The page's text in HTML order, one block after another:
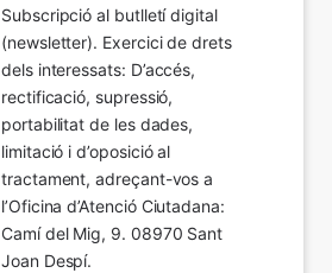
Subscripció al butlletí digital
(newsletter). Exercici de drets
dels interessats: D’accés,
rectificació, supressió,
portabilitat de les dades,
limitació i d’oposició al
tractament, adreçant-vos a
l’Oficina d’Atenció Ciutadana:
Camí del Mig, 9. 08970 Sant
Joan Despí.